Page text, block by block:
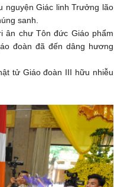
nguyện Giác linh Trưởng lão
sanh.
ân chư Tôn đức Giáo phẩm
đoàn đã đến dâng hương
tử Giáo đoàn III hữu nhiễu